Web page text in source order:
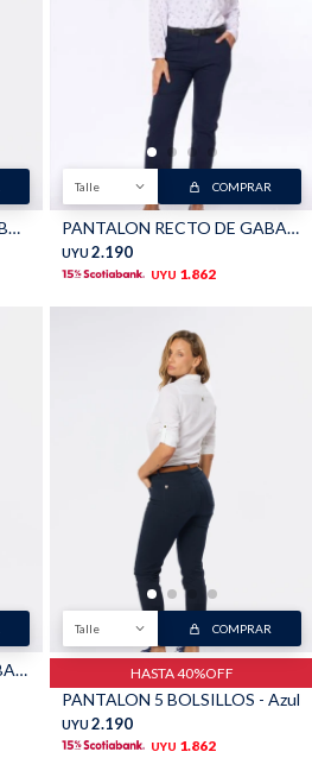
PANTALÓN SKINNY DE GABARDINA - Negro
Talle COMPRAR
PANTALON RECTO DE GABARDINA - Azul
UYU 2.190
UYU 1.862
PANTALON RECTO DE GABARDINA - Negro
Talle COMPRAR
HASTA 40%OFF
PANTALON 5 BOLSILLOS - Azul
UYU 2.190
UYU 1.862